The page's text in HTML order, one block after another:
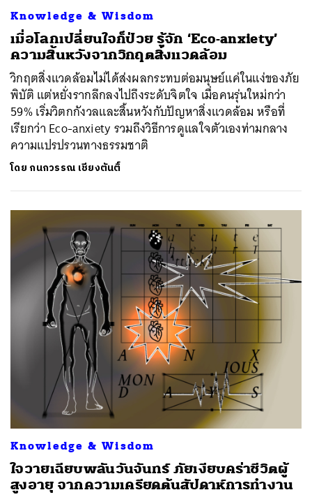
Knowledge & Wisdom
เมื่อโลกเปลี่ยนใจก็ป่วย รู้จัก ‘Eco-anxiety’
ความสิ้นหวังจากวิกฤตสิ่งแวดล้อม
วิกฤตสิ่งแวดล้อมไม่ได้ส่งผลกระทบต่อมนุษย์แค่ในแง่ของภัย
พิบัติ แต่หยั่งรากลึกลงไปถึงระดับจิตใจ เมื่อคนรุ่นใหม่กว่า
59% เริ่มวิตกกังวลและสิ้นหวังกับปัญหาสิ่งแวดล้อม หรือที่
เรียกว่า Eco-anxiety รวมถึงวิธีการดูแลใจตัวเองท่ามกลาง
ความแปรปรวนทางธรรมชาติ
โดย กนกวรรณ เชียงตันติ์
Knowledge & Wisdom
ใจวายเฉียบพลันวันจันทร์ ภัยเงียบคร่าชีวิตผู้
สูงอายุ จากความเครียดต้นสัปดาห์การทำงาน